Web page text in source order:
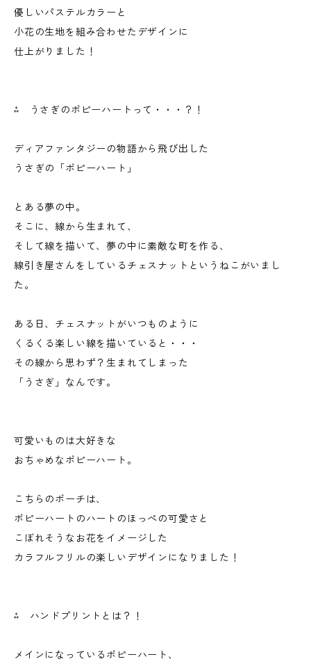
優しいパステルカラーと
小花の生地を組み合わせたデザインに
仕上がりました！
⁂ うさぎのポピーハートって・・・？！
ディアファンタジーの物語から飛び出した
うさぎの「ポピーハート」
とある夢の中。
そこに、線から生まれて、
そして線を描いて、夢の中に素敵な町を作る、
線引き屋さんをしているチェスナットというねこがいまし
た。
ある日、チェスナットがいつものように
くるくる楽しい線を描いていると・・・
その線から思わず？生まれてしまった
「うさぎ」なんです。
可愛いものは大好きな
おちゃめなポピーハート。
こちらのポーチは、
ポピーハートのハートのほっぺの可愛さと
こぼれそうなお花をイメージした
カラフルフリルの楽しいデザインになりました！
⁂ ハンドプリントとは？！
メインになっているポピーハート、